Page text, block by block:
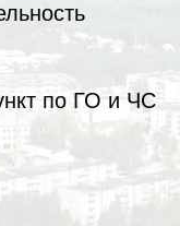
по ГО и ЧС